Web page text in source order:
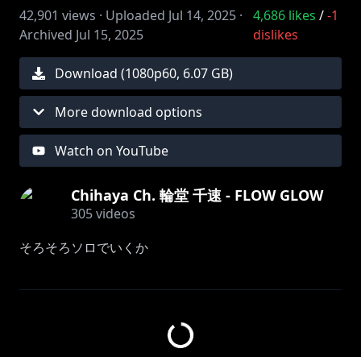
42,901 views · Uploaded Jul 14, 2025 ·
Archived Jul 15, 2025
4,686likes / -1
dislikes
Download (1080p60, 6.07 GB)
More download options
Watch on YouTube
Chihaya Ch. 輪堂 千速 - FLOW GLOW
305videos
そろそろソロでいくか
配信タイトル：R.E.P.O.
https://store.steampowered.com/app/3241660/REP